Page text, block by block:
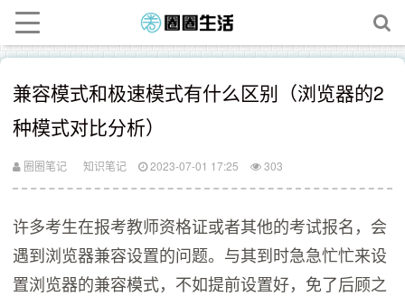
兼容模式和极速模式有什么区别（浏览器的2
种模式对比分析）
圈圈笔记 知识笔记 2023-07-01 17:25 303
许多考生在报考教师资格证或者其他的考试报名，会
遇到浏览器兼容设置的问题。与其到时急急忙忙来设
置浏览器的兼容模式，不如提前设置好，免了后顾之